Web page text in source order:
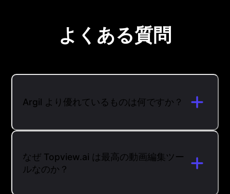
よくある質問
Argil より優れているものは何ですか？
なぜ Topview.ai は最高の動画編集ツー
ルなのか？